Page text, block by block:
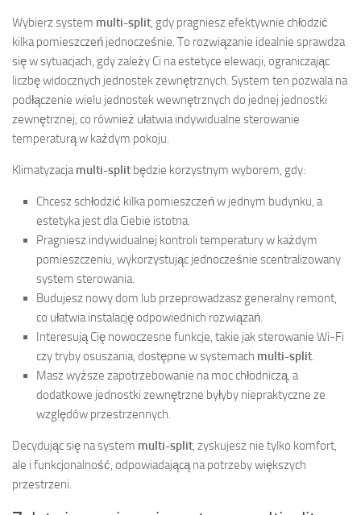
Wybierz system multi-split, gdy pragniesz efektywnie chłodzić
kilka pomieszczeń jednocześnie. To rozwiązanie idealnie sprawdza
się w sytuacjach, gdy zależy Ci na estetyce elewacji, ograniczając
liczbę widocznych jednostek zewnętrznych. System ten pozwala na
podłączenie wielu jednostek wewnętrznych do jednej jednostki
zewnętrznej, co również ułatwia indywidualne sterowanie
temperaturą w każdym pokoju.
Klimatyzacjamulti-split będzie korzystnym wyborem, gdy:
Chcesz schłodzić kilka pomieszczeń w jednym budynku, a
estetyka jest dla Ciebie istotna.
Pragniesz indywidualnej kontroli temperatury w każdym
pomieszczeniu, wykorzystując jednocześnie scentralizowany
system sterowania.
Budujesz nowy dom lub przeprowadzasz generalny remont,
co ułatwia instalację odpowiednich rozwiązań.
Interesują Cię nowoczesne funkcje, takie jak sterowanie Wi-Fi
czy tryby osuszania, dostępne w systemach multi-split.
Masz wyższe zapotrzebowanie na moc chłodniczą, a
dodatkowe jednostki zewnętrzne byłyby niepraktyczne ze
względów przestrzennych.
Decydując się na system multi-split, zyskujesz nie tylko komfort,
ale i funkcjonalność, odpowiadającą na potrzeby większych
przestrzeni.